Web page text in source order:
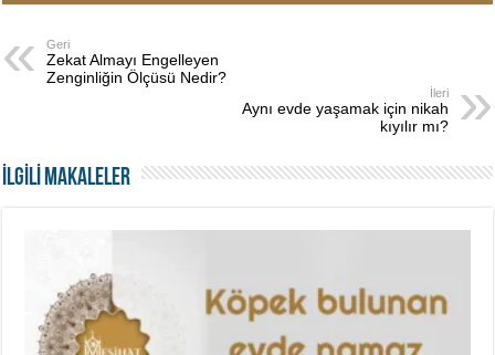
Geri
Zekat Almayı Engelleyen
Zenginliğin Ölçüsü Nedir?
İleri
Aynı evde yaşamak için nikah
kıyılır mı?
İLGİLİ MAKALELER